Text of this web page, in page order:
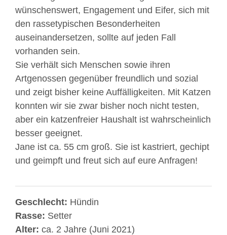
wünschenswert, Engagement und Eifer, sich mit
den rassetypischen Besonderheiten
auseinandersetzen, sollte auf jeden Fall
vorhanden sein.
Sie verhält sich Menschen sowie ihren
Artgenossen gegenüber freundlich und sozial
und zeigt bisher keine Auffälligkeiten. Mit Katzen
konnten wir sie zwar bisher noch nicht testen,
aber ein katzenfreier Haushalt ist wahrscheinlich
besser geeignet.
Jane ist ca. 55 cm groß. Sie ist kastriert, gechipt
und geimpft und freut sich auf eure Anfragen!
Geschlecht: Hündin
Rasse: Setter
Alter: ca. 2 Jahre (Juni 2021)